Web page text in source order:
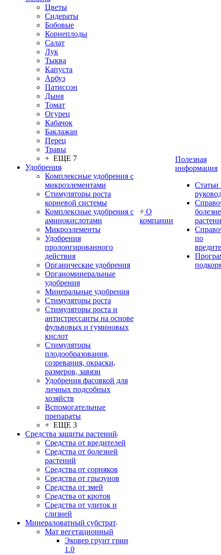
Цветы
Сидераты
Бобовые
Корнеплоды
Салат
Лук
Тыква
Капуста
Арбуз
Патиссон
Дыня
Томат
Огурец
Кабачок
Баклажан
Перец
Травы
+ ЕЩЕ 7
Удобрения
Комплексные удобрения с
микроэлементами
Стимуляторы роста
корневой системы
Комплексные удобрения с
аминокислотами
Микроэлементы
Удобрения
пролонгированного
действия
Органические удобрения
Органоминеральные
удобрения
Минеральные удобрения
Стимуляторы роста
Стимуляторы роста и
антистрессанты на основе
фульвовых и гуминовых
кислот
Стимуляторы
плодообразования,
созревания, окраски,
размеров, завязи
Удобрения фасовкой для
личных подсобных
хозяйств
Вспомогательные
препараты
+ ЕЩЕ 3
Средства защиты растений
Средства от вредителей
Средства от болезней
растений
Средства от сорняков
Средства от грызунов
Средства от змей
Средства от кротов
Средства от улиток и
слизней
Минераловатный субстрат
Мат вегетационный
Эковер грунт грин
1.0
О
компании
Полезная
информация
Статьи
по